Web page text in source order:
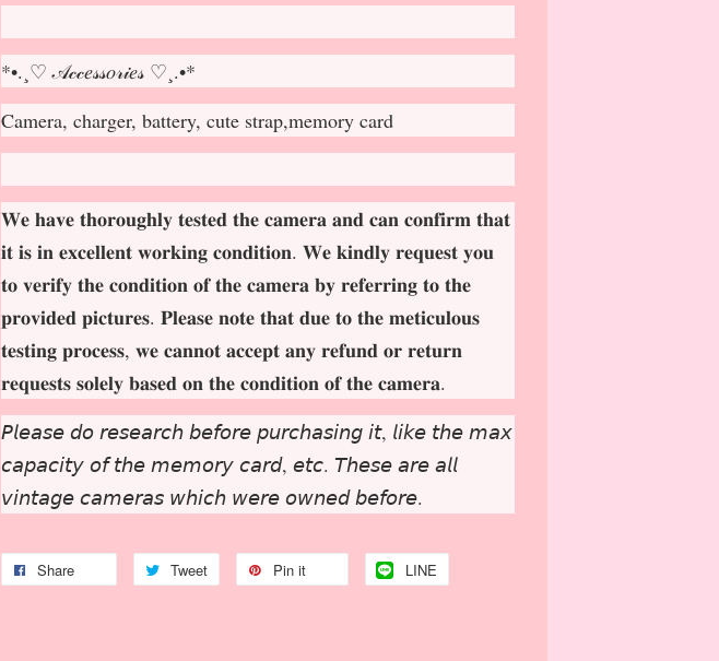
*•.¸♡ 𝒜𝒸𝒸𝑒𝓈𝓈𝑜𝓇𝒾𝑒𝓈 ♡¸.•*
Camera, charger, battery, cute strap,memory card
𝐖𝐞 𝐡𝐚𝐯𝐞 𝐭𝐡𝐨𝐫𝐨𝐮𝐠𝐡𝐥𝐲 𝐭𝐞𝐬𝐭𝐞𝐝 𝐭𝐡𝐞 𝐜𝐚𝐦𝐞𝐫𝐚 𝐚𝐧𝐝 𝐜𝐚𝐧 𝐜𝐨𝐧𝐟𝐢𝐫𝐦 𝐭𝐡𝐚𝐭
𝐢𝐭 𝐢𝐬 𝐢𝐧 𝐞𝐱𝐜𝐞𝐥𝐥𝐞𝐧𝐭 𝐰𝐨𝐫𝐤𝐢𝐧𝐠 𝐜𝐨𝐧𝐝𝐢𝐭𝐢𝐨𝐧. 𝐖𝐞 𝐤𝐢𝐧𝐝𝐥𝐲 𝐫𝐞𝐪𝐮𝐞𝐬𝐭 𝐲𝐨𝐮
𝐭𝐨 𝐯𝐞𝐫𝐢𝐟𝐲 𝐭𝐡𝐞 𝐜𝐨𝐧𝐝𝐢𝐭𝐢𝐨𝐧 𝐨𝐟 𝐭𝐡𝐞 𝐜𝐚𝐦𝐞𝐫𝐚 𝐛𝐲 𝐫𝐞𝐟𝐞𝐫𝐫𝐢𝐧𝐠 𝐭𝐨 𝐭𝐡𝐞
𝐩𝐫𝐨𝐯𝐢𝐝𝐞𝐝 𝐩𝐢𝐜𝐭𝐮𝐫𝐞𝐬. 𝐏𝐥𝐞𝐚𝐬𝐞 𝐧𝐨𝐭𝐞 𝐭𝐡𝐚𝐭 𝐝𝐮𝐞 𝐭𝐨 𝐭𝐡𝐞 𝐦𝐞𝐭𝐢𝐜𝐮𝐥𝐨𝐮𝐬
𝐭𝐞𝐬𝐭𝐢𝐧𝐠 𝐩𝐫𝐨𝐜𝐞𝐬𝐬, 𝐰𝐞 𝐜𝐚𝐧𝐧𝐨𝐭 𝐚𝐜𝐜𝐞𝐩𝐭 𝐚𝐧𝐲 𝐫𝐞𝐟𝐮𝐧𝐝 𝐨𝐫 𝐫𝐞𝐭𝐮𝐫𝐧
𝐫𝐞𝐪𝐮𝐞𝐬𝐭𝐬 𝐬𝐨𝐥𝐞𝐥𝐲 𝐛𝐚𝐬𝐞𝐝 𝐨𝐧 𝐭𝐡𝐞 𝐜𝐨𝐧𝐝𝐢𝐭𝐢𝐨𝐧 𝐨𝐟 𝐭𝐡𝐞 𝐜𝐚𝐦𝐞𝐫𝐚.
𝘗𝘭𝘦𝘢𝘴𝘦 𝘥𝘰 𝘳𝘦𝘴𝘦𝘢𝘳𝘤𝘩 𝘣𝘦𝘧𝘰𝘳𝘦 𝘱𝘶𝘳𝘤𝘩𝘢𝘴𝘪𝘯𝘨 𝘪𝘵, 𝘭𝘪𝘬𝘦 𝘵𝘩𝘦 𝘮𝘢𝘹
𝘤𝘢𝘱𝘢𝘤𝘪𝘵𝘺 𝘰𝘧 𝘵𝘩𝘦 𝘮𝘦𝘮𝘰𝘳𝘺 𝘤𝘢𝘳𝘥, 𝘦𝘵𝘤. 𝘛𝘩𝘦𝘴𝘦 𝘢𝘳𝘦 𝘢𝘭𝘭
𝘷𝘪𝘯𝘵𝘢𝘨𝘦 𝘤𝘢𝘮𝘦𝘳𝘢𝘴 𝘸𝘩𝘪𝘤𝘩 𝘸𝘦𝘳𝘦 𝘰𝘸𝘯𝘦𝘥 𝘣𝘦𝘧𝘰𝘳𝘦.
Share Tweet Pin it LINE